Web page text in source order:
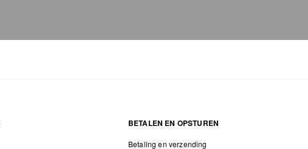
BETALEN EN OPSTUREN
Betaling en verzending